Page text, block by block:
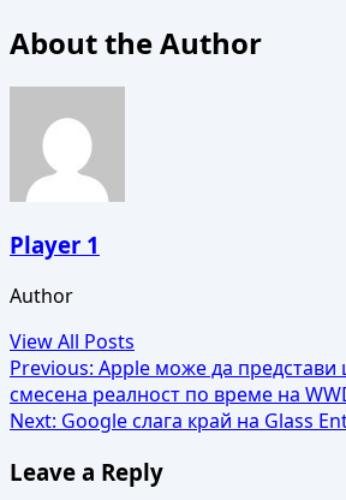
About the Author
Player 1
Author
View All Posts
Post
navigation
Previous: Apple може да представи
смесена реалност по време на
Next: Google слага край на Glass
Leave a Reply